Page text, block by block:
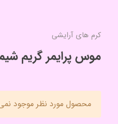
کرم های آرایشی
موس پرایمر گریم
محصول مورد نظر موجود